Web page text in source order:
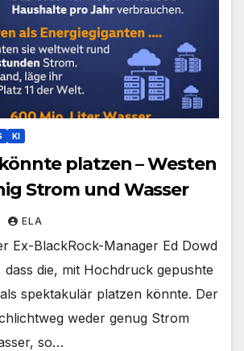
KI
könnte platzen – Westen
Strom und Wasser
ELA
Ex-BlackRock-Manager Ed Dowd
die, mit Hochdruck gepushte
spektakulär platzen könnte. Der
weder genug Strom
so…